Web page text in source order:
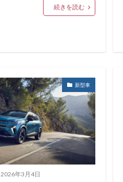
続きを読む
新型車
2026年3月4日